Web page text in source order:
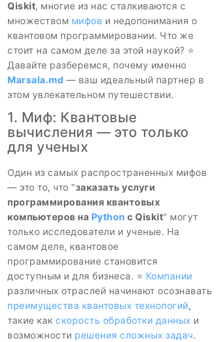
Qiskit, многие из нас сталкиваются с
множеством мифов и недопонимания о
квантовом программировании. Что же
стоит на самом деле за этой наукой? ⭐
Давайте разберемся, почему именно
Marsala.md — ваш идеальный партнер в
этом увлекательном путешествии.
1. Миф: Квантовые
вычисления — это только
для ученых
Один из самых распространенных мифов
— это то, что "заказать услуги
программирования квантовых
компьютеров на Python с Qiskit" могут
только исследователи и ученые. На
самом деле, квантовое
программирование становится
доступным и для бизнеса. ⭐ Компании
различных отраслей начинают осознавать
преимущества квантовых технологий,
такие как скорость обработки данных и
возможности решения сложных задач.